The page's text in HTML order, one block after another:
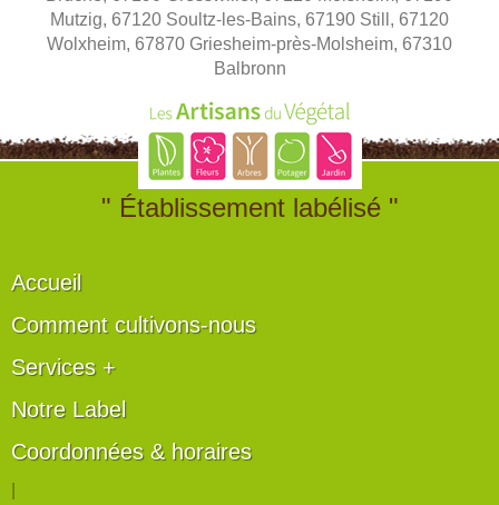
Mutzig, 67120 Soultz-les-Bains, 67190 Still, 67120
Wolxheim, 67870 Griesheim-près-Molsheim, 67310
Balbronn
" Établissement labélisé "
Accueil
Comment cultivons-nous
Services +
Notre Label
Coordonnées & horaires